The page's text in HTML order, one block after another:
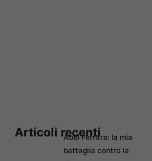
Articoli recenti
Abel Ferrara: la mia
battaglia contro la